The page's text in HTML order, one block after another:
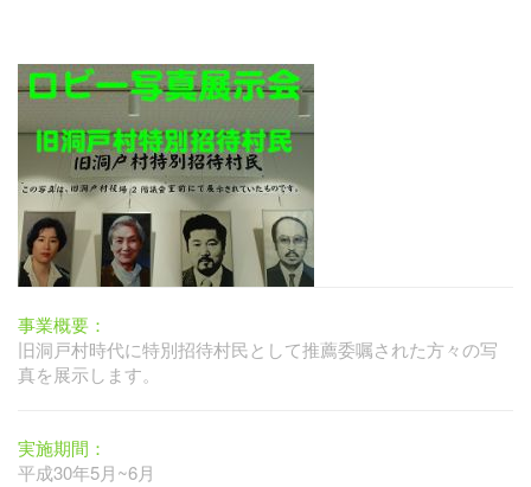
事業概要：
旧洞戸村時代に特別招待村民として推薦委嘱された方々の写
真を展示します。
実施期間：
平成30年5月~6月